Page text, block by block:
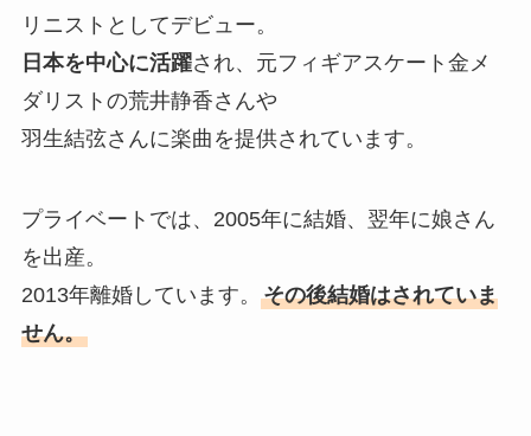
リニストとしてデビュー。
日本を中心に活躍され、元フィギアスケート金メ
ダリストの荒井静香さんや
羽生結弦さんに楽曲を提供されています。
プライベートでは、2005年に結婚、翌年に娘さん
を出産。
2013年離婚しています。 その後結婚はされていま
せん。